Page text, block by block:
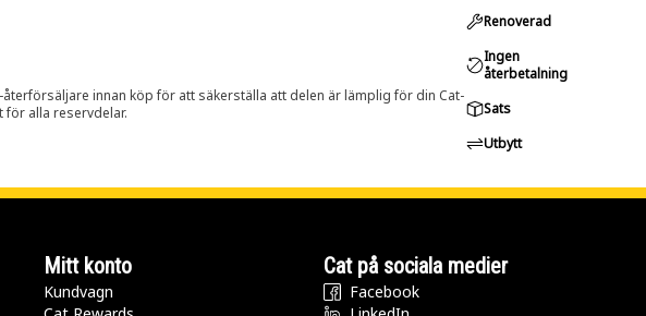
innan köp för att säkerställa att delen är lämplig för din Cat-
alla reservdelar.
Renoverad
Ingen
återbetalning
Sats
Utbytt
Mitt konto
Kundvagn
Cat på sociala medier
Facebook